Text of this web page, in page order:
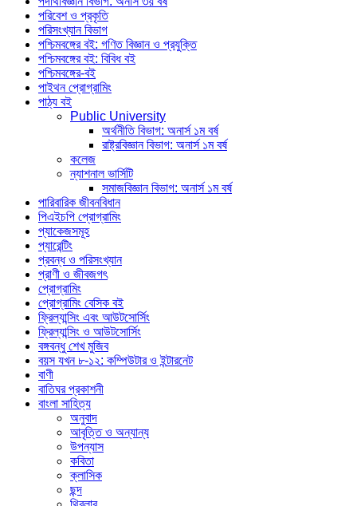
পরিবেশ ও প্রকৃতি
পরিসংখ্যান বিভাগ
পশ্চিমবঙ্গের বই: গণিত বিজ্ঞান ও প্রযুক্তি
পশ্চিমবঙ্গের বই: বিবিধ বই
পশ্চিমবঙ্গের-বই
পাইথন প্রোগ্রামিং
পাঠ্য বই
Public University
অর্থনীতি বিভাগ: অনার্স ১ম বর্ষ
রাষ্ট্রবিজ্ঞান বিভাগ: অনার্স ১ম বর্ষ
কলেজ
ন্যাশনাল ভার্সিটি
সমাজবিজ্ঞান বিভাগ: অনার্স ১ম বর্ষ
পারিবারিক জীবনবিধান
পিএইচপি প্রোগ্রামিং
প্যাকেজসমূহ
প্যারেন্টিং
প্রবন্ধ ও পরিসংখ্যান
প্রাণী ও জীবজগৎ
প্রোগ্রামিং
প্রোগ্রামিং বেসিক বই
ফ্রিল্যান্সিং এবং আউটসোর্সিং
ফ্রিল্যান্সিং ও আউটসোর্সিং
বঙ্গবন্ধু শেখ মুজিব
বয়স যখন ৮-১২: কম্পিউটার ও ইন্টারনেট
বাণী
বাতিঘর প্রকাশনী
বাংলা সাহিত্য
অনুবাদ
আবৃত্তি ও অন্যান্য
উপন্যাস
কবিতা
ক্লাসিক
ছন্দ